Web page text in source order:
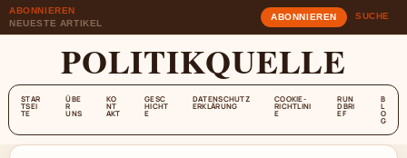
ABONNIEREN
NEUESTE ARTIKEL
ABONNIEREN SUCHE
POLITIKQUELLE
STAR
TSEI
TE
ÜBE
R
UNS
KO
NT
AKT
GESC
HICHT
E
DATENSCHUTZ
ERKLÄRUNG
COOKIE-
RICHTLINI
E
RUN
DBRI
EF
B
L
O
G